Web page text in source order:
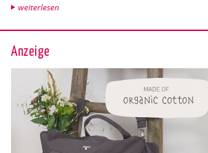
wei­ter­le­sen
Anzeige